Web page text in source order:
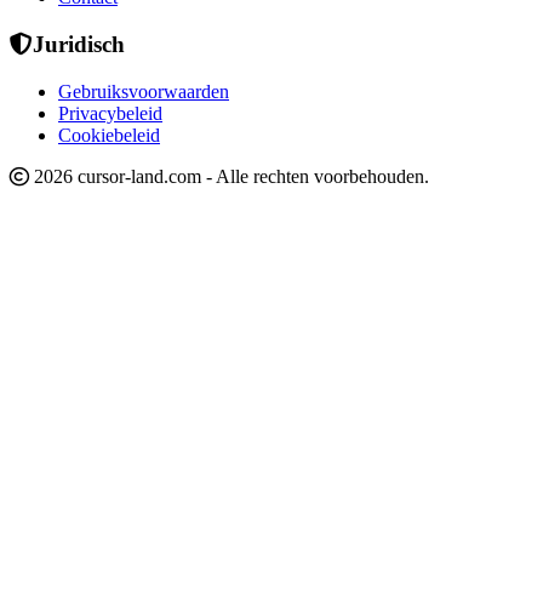
Juridisch
Gebruiksvoorwaarden
Privacybeleid
Cookiebeleid
2026 cursor-land.com - Alle rechten voorbehouden.